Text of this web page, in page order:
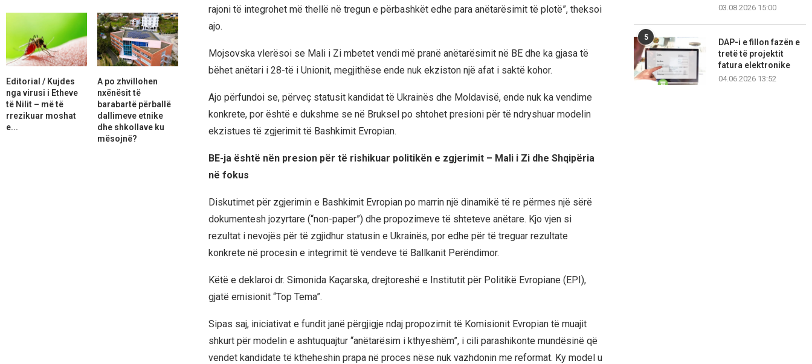
rajoni të integrohet më thellë në tregun e përbashkët edhe para anëtarësimit të plotë”, theksoi
ajo.
Mojsovska vlerësoi se Mali i Zi mbetet vendi më pranë anëtarësimit në BE dhe ka gjasa të
bëhet anëtari i 28-të i Unionit, megjithëse ende nuk ekziston një afat i saktë kohor.
Ajo përfundoi se, përveç statusit kandidat të Ukrainës dhe Moldavisë, ende nuk ka vendime
konkrete, por është e dukshme se në Bruksel po shtohet presioni për të ndryshuar modelin
ekzistues të zgjerimit të Bashkimit Evropian.
BE-ja është nën presion për të rishikuar politikën e zgjerimit – Mali i Zi dhe Shqipëria
në fokus
Diskutimet për zgjerimin e Bashkimit Evropian po marrin një dinamikë të re përmes një sërë
dokumentesh jozyrtare (“non-paper”) dhe propozimeve të shteteve anëtare. Kjo vjen si
rezultat i nevojës për të zgjidhur statusin e Ukrainës, por edhe për të treguar rezultate
konkrete në procesin e integrimit të vendeve të Ballkanit Perëndimor.
Këtë e deklaroi dr. Simonida Kaçarska, drejtoreshë e Institutit për Politikë Evropiane (EPI),
gjatë emisionit “Top Tema”.
Sipas saj, iniciativat e fundit janë përgjigje ndaj propozimit të Komisionit Evropian të muajit
shkurt për modelin e ashtuquajtur “anëtarësim i kthyeshëm”, i cili parashikonte mundësinë që
vendet kandidate të ktheheshin prapa në proces nëse nuk vazhdonin me reformat. Ky model u
03.08.2026 15:00
5
DAP-i e fillon fazën e
tretë të projektit
fatura elektronike
04.06.2026 13:52
Editorial / Kujdes
nga virusi i Etheve
të Nilit – më të
rrezikuar moshat
e...
A po zhvillohen
nxënësit të
barabartë përballë
dallimeve etnike
dhe shkollave ku
mësojnë?